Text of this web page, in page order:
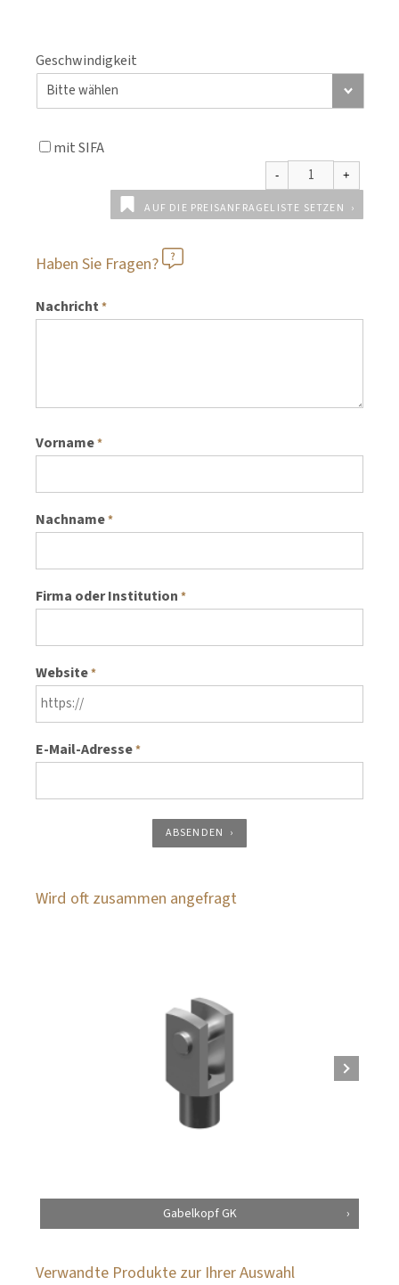
Geschwindigkeit
mit SIFA
AUF DIE PREISANFRAGELISTE SETZEN
Haben Sie Fragen?
Nachricht*
Vorname*
Nachname*
Firma oder Institution *
Website*
E-Mail-Adresse*
ABSENDEN
Wird oft zusammen angefragt
Gabelkopf GK
Verwandte Produkte zur Ihrer Auswahl